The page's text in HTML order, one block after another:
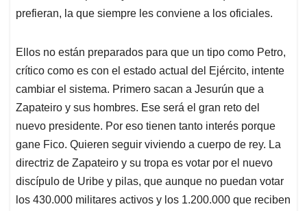
prefieran, la que siempre les conviene a los oficiales.
Ellos no están preparados para que un tipo como Petro,
crítico como es con el estado actual del Ejército, intente
cambiar el sistema. Primero sacan a Jesurún que a
Zapateiro y sus hombres. Ese será el gran reto del
nuevo presidente. Por eso tienen tanto interés porque
gane Fico. Quieren seguir viviendo a cuerpo de rey. La
directriz de Zapateiro y su tropa es votar por el nuevo
discípulo de Uribe y pilas, que aunque no puedan votar
los 430.000 militares activos y los 1.200.000 que reciben